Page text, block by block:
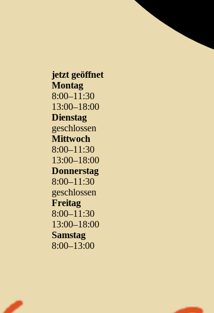
jetzt geöffnet
Montag
8:00–11 :30
13:00–18:00
Dienstag
geschlossen
Mittwoch
8:00–11 :30
13:00–18:00
Donnerstag
8:00–11 :30
geschlossen
Freitag
8:00–11 :30
13:00–18:00
Samstag
8:00–13:00